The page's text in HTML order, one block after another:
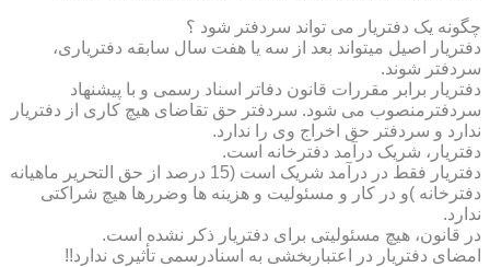
چگونه یک دفتریار می تواند سردفتر شود ؟
دفتریار اصیل میتواند بعد از سه یا هفت سال سابقه دفتریاری،
سردفتر شوند.
دفتریار برابر مقررات قانون دفاتر اسناد رسمی و با پیشنهاد
سردفترمنصوب می شود. سردفتر حق تقاضای هیچ کاری از دفتریار
ندارد و سردفتر حق اخراج وی را ندارد.
دفتریار، شریک درآمد دفترخانه است.
دفتریار فقط در درآمد شریک است (15 درصد از حق التحریر ماهیانه
دفترخانه )و در کار و مسئولیت و هزینه ها وضررها هیچ شراکتی
ندارد.
در قانون، هیچ مسئولیتی برای دفتریار ذکر نشده است.
امضای دفتریار در اعتباربخشی به اسنادرسمی تأثیری ندارد!!